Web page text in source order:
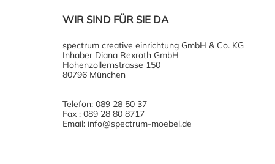
WIR SIND FÜR SIE DA
spectrum creative einrichtung GmbH & Co. KG
Inhaber Diana Rexroth GmbH
Hohenzollernstrasse 150
80796 München
Telefon: 089 28 50 37
Fax : 089 28 80 8717
Email: info@spectrum-moebel.de